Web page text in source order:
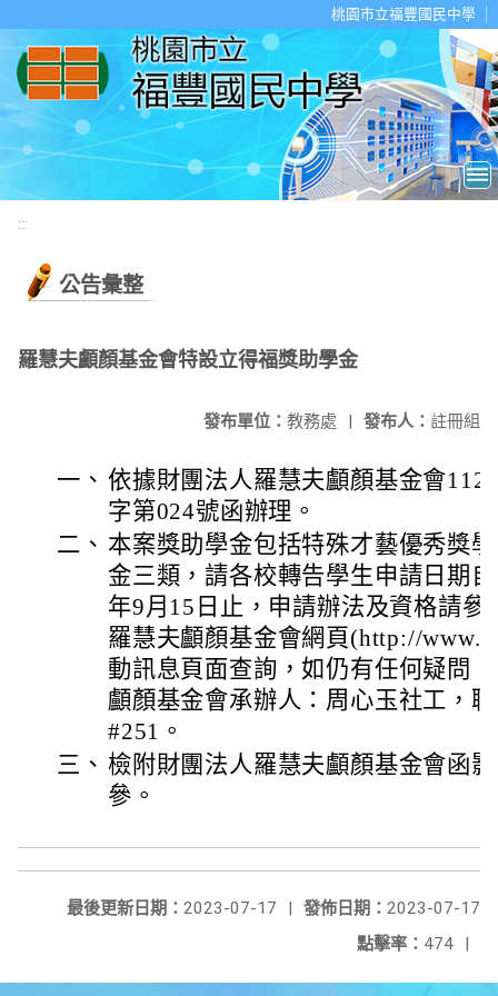
桃園市立福豐國民中學
:::
公告彙整
羅慧夫顱顏基金會特設立得福獎助學金
發布人： 註冊組
發布單位： 教務處 |
一、 依據財團法人羅慧夫顱顏基金會112
字第024號函辦理。
二、 本案獎助學金包括特殊才藝優秀獎
金三類，請各校轉告學生申請日期
年9月15日止，申請辦法及資格請參
羅慧夫顱顏基金會網頁(http://
動訊息頁面查詢，如仍有任何疑問
顱顏基金會承辦人：周心玉社工，
#251。
三、 檢附財團法人羅慧夫顱顏基金會函
參。
發佈日期： 2023-07-17
最後更新日期： 2023-07-17
|
點擊率： 474 |